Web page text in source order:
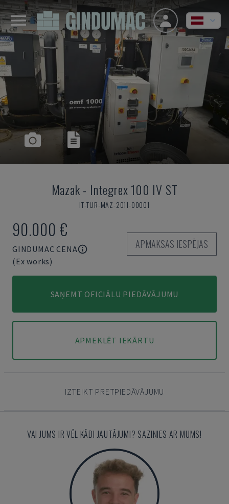
Mazak- Integrex 100 IV ST
IT-TUR-MAZ-2011-00001
90.000 €
GINDUMAC CENA
(Ex works)
APMAKSAS IESPĒJAS
SAŅEMT OFICIĀLU PIEDĀVĀJUMU
APMEKLĒT IEKĀRTU
IZTEIKT PRETPIEDĀVĀJUMU
VAI JUMS IR VĒL KĀDI JAUTĀJUMI? SAZINIES AR MUMS!